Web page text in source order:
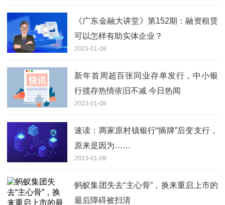
《广东金融大讲堂》第152期：融资租赁
可以怎样有助实体企业？
2023-01-08
新年首周超百张同业存单发行，中小银
行揽存热情依旧不减 今日热闻
2023-01-08
速读：两家原村镇银行“摘牌”后变支行，
原来是因为……
2023-01-08
蚂蚁集团失去“主心骨”，换来重启上市的
最后障碍被扫清